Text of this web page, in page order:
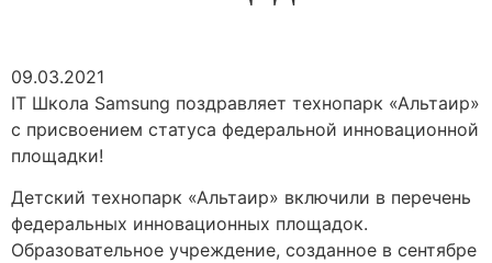
09.03.2021
IT Школа Samsung поздравляет технопарк «Альтаир»
с присвоением статуса федеральной инновационной
площадки!
Детский технопарк «Альтаир» включили в перечень
федеральных инновационных площадок.
Образовательное учреждение, созданное в сентябре